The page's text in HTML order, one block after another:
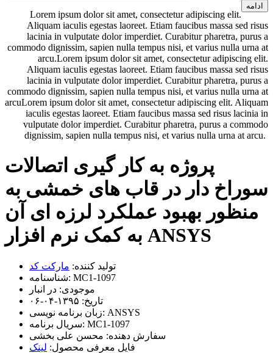
ادامه
Lorem ipsum dolor sit amet, consectetur adipiscing elit.
Aliquam iaculis egestas laoreet. Etiam faucibus massa sed risus
lacinia in vulputate dolor imperdiet. Curabitur pharetra, purus a
commodo dignissim, sapien nulla tempus nisi, et varius nulla urna at
arcu.Lorem ipsum dolor sit amet, consectetur adipiscing elit.
Aliquam iaculis egestas laoreet. Etiam faucibus massa sed risus
lacinia in vulputate dolor imperdiet. Curabitur pharetra, purus a
commodo dignissim, sapien nulla tempus nisi, et varius nulla urna at
arcuLorem ipsum dolor sit amet, consectetur adipiscing elit. Aliquam
iaculis egestas laoreet. Etiam faucibus massa sed risus lacinia in
vulputate dolor imperdiet. Curabitur pharetra, purus a commodo
dignissim, sapien nulla tempus nisi, et varius nulla urna at arcu.
پروژه به کار گیری اتصالات
سوراخ دار در قاب های خمشی به
منظور بهبود عملکرد لرزه ای آن
به کمک نرم افزار ANSYS
تولید کننده: مارکت کد
شناسنامه: MC1-1097
موجودی: در انبار
تاریخ: ۱۳۹۵-۰۴-۰۶
زبان برنامه نویسی: ANSYS
سریال برنامه: MC1-1097
سفارش دهنده: محسن علی بخشی
فایل معرفی محصول: لینک